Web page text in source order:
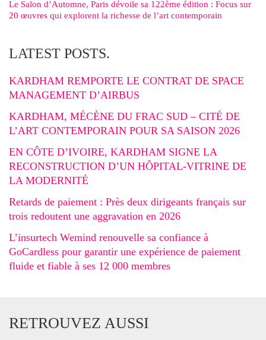
Le Salon d’Automne, Paris dévoile sa 122ème édition : Focus sur
20 œuvres qui explorent la richesse de l’art contemporain
LATEST POSTS.
KARDHAM REMPORTE LE CONTRAT DE SPACE
MANAGEMENT D’AIRBUS
KARDHAM, MÉCÈNE DU FRAC SUD – CITÉ DE
L’ART CONTEMPORAIN POUR SA SAISON 2026
EN CÔTE D’IVOIRE, KARDHAM SIGNE LA
RECONSTRUCTION D’UN HÔPITAL-VITRINE DE
LA MODERNITÉ
Retards de paiement : Près deux dirigeants français sur
trois redoutent une aggravation en 2026
L’insurtech Wemind renouvelle sa confiance à
GoCardless pour garantir une expérience de paiement
fluide et fiable à ses 12 000 membres
RETROUVEZ AUSSI